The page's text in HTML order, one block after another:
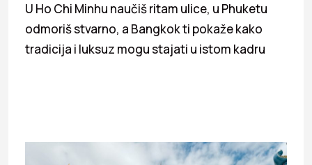
U Ho Chi Minhu naučiš ritam ulice, u Phuketu
odmoriš stvarno, a Bangkok ti pokaže kako
tradicija i luksuz mogu stajati u istom kadru